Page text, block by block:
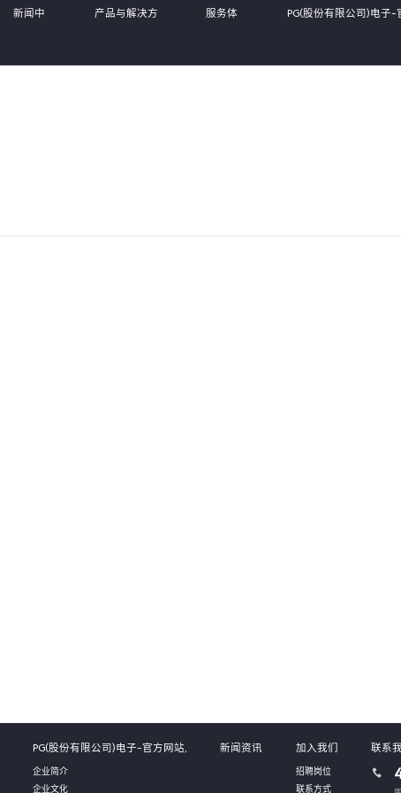
新闻中 产品与解决方 服务体 PG(股份有限公司)电子-
PG(股份有限公司)电子-官方网站,
企业简介
企业文化
新闻资讯 加入我们
招聘岗位
联系方式
联系